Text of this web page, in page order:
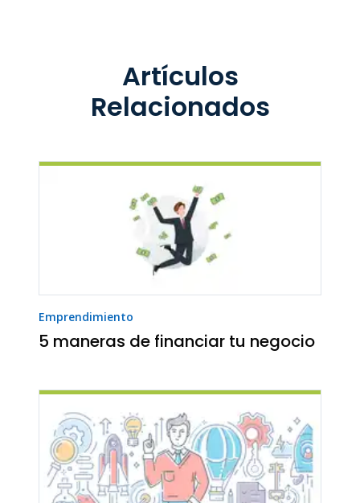
Artículos
Relacionados
Emprendimiento
5 maneras de financiar tu negocio